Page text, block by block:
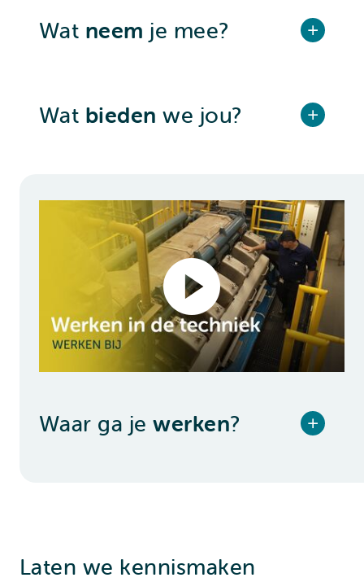
Wat neem je mee?
Wat bieden we jou?
Waar ga jewerken?
Laten we kennismaken